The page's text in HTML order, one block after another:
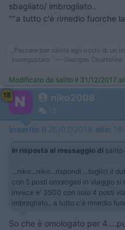
sbagliato/ imbrogliato..
""a tutto c'è rimedio fuorche
„Passare per idiota agli occhi di un
buongustaio.“ — Georges Courteline
Modificato da salito il 31/12/2017
18
niko2008
13
Inserito il 26/02/2018 alle:
In risposta al messaggio di salito
...niko...niko...rispondi ...toglici il
con 5 posti omologati in viaggio si
invece e' 3500 con solo 4 posti
imbrogliato.. a tutto c'è rimedio
So che è omologato per